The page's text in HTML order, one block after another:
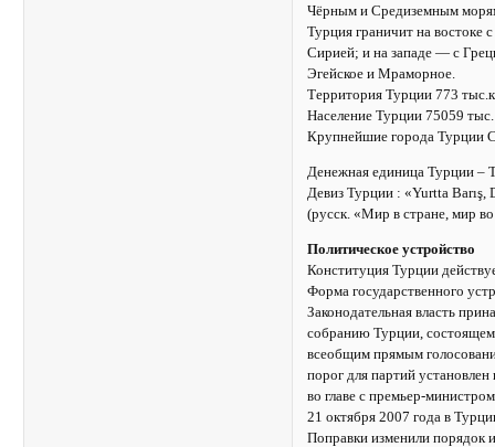
Чёрным и Средиземным
Турция граничит на
Сирией; и на западе — с
Эгейское и Мраморное.
Территория Турции 773
Население Турции 75059
Крупнейшие города Турции
Денежная единица Турции –
Девиз Турции : «Yurtta Barış,
(русск. «Мир в стране, мир
Политическое устройство
Конституция Турции
Форма государственного
Законодательная власть
собранию Турции,
всеобщим прямым
порог для партий
во главе с премьер-
21 октября 2007 года в
Поправки изменили порядок